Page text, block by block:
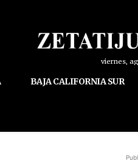
viernes,
BAJA CALIFORNIA SUR